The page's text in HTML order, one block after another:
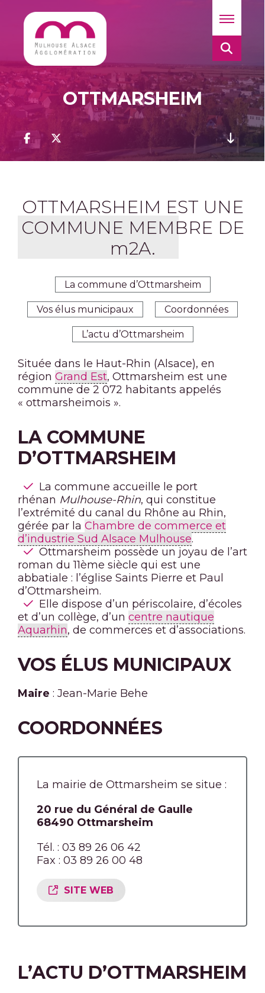
OTTMARSHEIM
OTTMARSHEIM EST UNE
COMMUNE MEMBRE DE
m2A.
La commune d’Ottmarsheim
Vos élus municipaux Coordonnées
L’actu d’Ottmarsheim
Située dans le Haut-Rhin (Alsace), en
région Grand Est, Ottmarsheim est une
commune de 2 072 habitants appelés
« ottmarsheimois ».
LA COMMUNE
D’OTTMARSHEIM
La commune accueille le port
rhénan Mulhouse-Rhin, qui constitue
l’extrémité du canal du Rhône au Rhin,
gérée par la Chambre de commerce et
d’industrie Sud Alsace Mulhouse.
Ottmarsheim possède un joyau de l’art
roman du 11ème siècle qui est une
abbatiale : l’église Saints Pierre et Paul
d’Ottmarsheim.
Elle dispose d’un périscolaire, d’écoles
et d’un collège, d’un centre nautique
Aquarhin, de commerces et d’associations.
VOS ÉLUS MUNICIPAUX
Maire : Jean-Marie Behe
COORDONNÉES
La mairie de Ottmarsheim se situe :
20 rue du Général de Gaulle
68490 Ottmarsheim
Tél. : 03 89 26 06 42
Fax : 03 89 26 00 48
SITE WEB
L’ACTU D’OTTMARSHEIM